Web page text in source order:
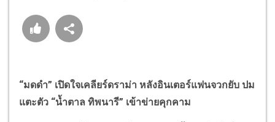
“มดดำ” เปิดใจเคลียร์ดราม่า หลังอินเตอร์แฟนจวกยับ ปม
แตะตัว “น้ำตาล ทิพนารี” เข้าข่ายคุกคาม